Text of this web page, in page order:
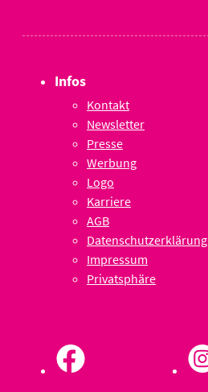
Infos
Kontakt
Newsletter
Presse
Werbung
Logo
Karriere
AGB
Datenschutzerklärung
Impressum
Privatsphäre